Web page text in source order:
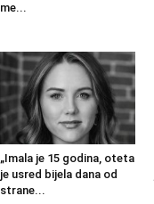
me...
„Imala je 15 godina, oteta
je usred bijela dana od
strane...